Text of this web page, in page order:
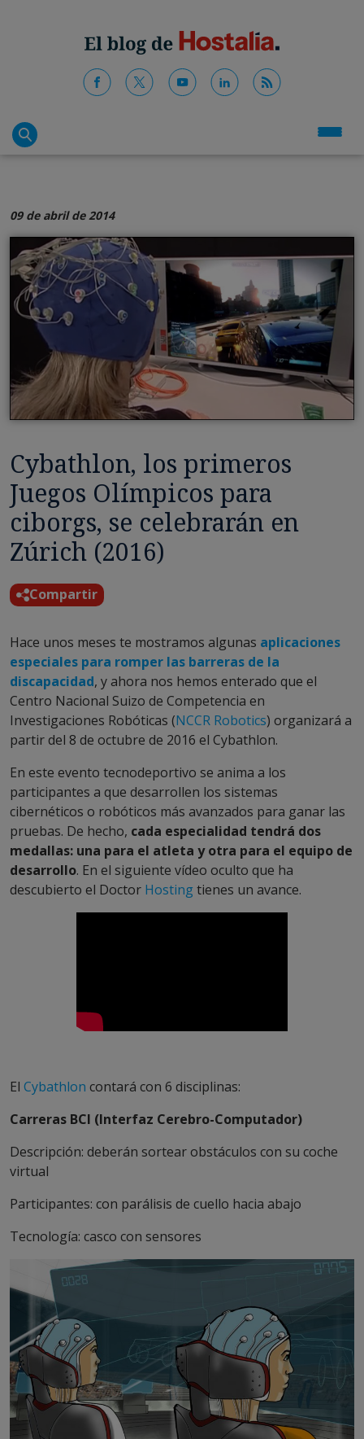
09 de abril de 2014
Cybathlon, los primeros
Juegos Olímpicos para
ciborgs, se celebrarán en
Zúrich (2016)
Compartir
Hace unos meses te mostramos algunas aplicaciones
especiales para romper las barreras de la
discapacidad, y ahora nos hemos enterado que el
Centro Nacional Suizo de Competencia en
Investigaciones Robóticas (NCCR Robotics) organizará a
partir del 8 de octubre de 2016 el Cybathlon.
En este evento tecnodeportivo se anima a los
participantes a que desarrollen los sistemas
cibernéticos o robóticos más avanzados para ganar las
pruebas. De hecho, cada especialidad tendrá dos
medallas: una para el atleta y otra para el equipo de
desarrollo. En el siguiente vídeo oculto que ha
descubierto el Doctor Hostingtienes un avance.
El Cybathlon contará con 6 disciplinas:
Carreras BCI (Interfaz Cerebro-Computador)
Descripción: deberán sortear obstáculos con su coche
virtual
Participantes: con parálisis de cuello hacia abajo
Tecnología: casco con sensores